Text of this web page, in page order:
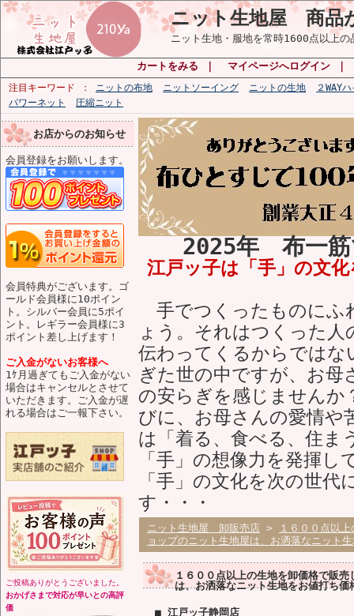
ニット生地屋 商品
ニット生地・服地を常時1600点以上
カートをみる マイページへログイン
注目キーワード ニットの布地 ニットソーイング ニットの生地
２WAY
パワーネット
圧縮ニット
お店からのお知らせ
会員登録をお願いします。
会員特典がございます。ゴ
ールド会員様に10ポイン
ト。シルバー会員に5ポイ
ント。レギラー会員様に3
ポイント差し上げます！
ご入金がないお客様へ
1ｹ月過ぎてもご入金がない
場合はキャンセルとさせて
いただきます。ご入金が遅
れる場合はご一報下さい。
ご投稿ありがとうございました。
おかげさまで対応が早いとの高評
価
2025年 布一筋
江戸ッ子は「手」の文
手でつくったものにふ
ょう。それはつくった
伝わってくるからでは
ぎた世の中ですが、お母
の安らぎを感じませんか
びに、お母さんの愛情や
は「着る、食べる、住ま
「手」の想像力を発揮
「手」の文化を次の世
す・・・
ニット生地屋 卸販売店 >
１６００点以
ョップのニット生地屋は、お洒落なニット
１６００点以上の生地を卸価格で販
は、お洒落なニット生地をお値打ち価
■ 江戸ッ子静岡店